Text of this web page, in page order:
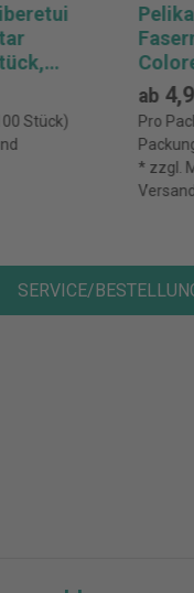
Stück)
10St
ab
Pro
* zzgl.
Versand
SERVICE/